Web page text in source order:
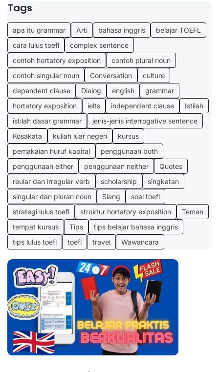
Tags
apa itu grammar Arti bahasa inggris
belajar TOEFL
cara lulus toefl
complex sentence
contoh hortatory exposition
contoh plural noun
contoh singular noun
Conversation
culture
dependent clause
Dialog english
grammar
hortatory exposition
ielts independent clause
Istilah
istilah dasar grammar
jenis-jenis interrogative sentence
Kosakata
kuliah luar negeri
kursus
pemakaian huruf kapital
penggunaan both
penggunaan either
penggunaan neither
Quotes
reular dan irregular verb
scholarship
singkatan
singular dan pluran noun
Slang
soal toefl
strategi lulus toefl
struktur hortatory exposition
Teman
tempat kursus
Tips
tips belajar bahasa inggris
tips lulus toefl
toefl travel Wawancara